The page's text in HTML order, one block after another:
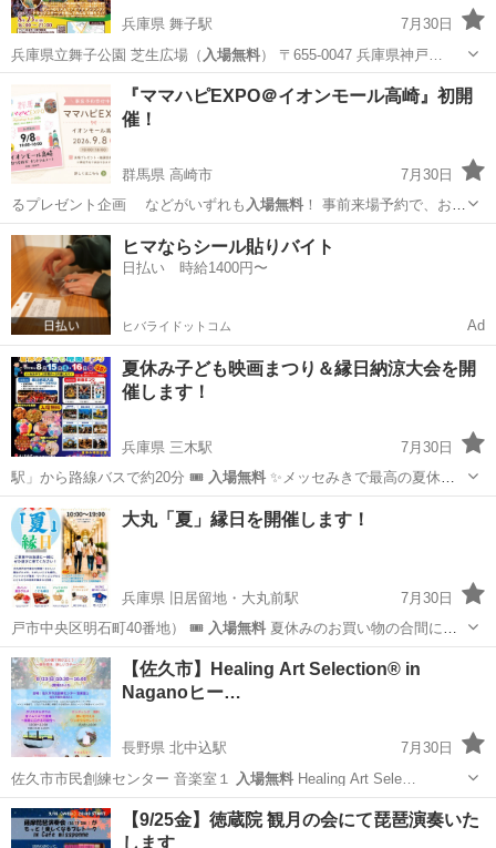
兵庫県 舞子駅
7月30日
兵庫県立舞子公園 芝生広場（ 入場無料） 〒655-0047 兵庫県神戸…
地域/お祭り
『ママハピEXPO＠イオンモール高崎』初開
催！
群馬県 高崎市
7月30日
るプレゼント企画 などがいずれも 入場無料！ 事前来場予約で、おみ
やげもいっ…
群馬 高崎市 ワークショップ ママハピ
ヒマならシール貼りバイト
日払い 時給1400円〜
ヒバライドットコム Ad
夏休み子ども映画まつり＆縁日納涼大会を開
催します！
兵庫県 三木駅
7月30日
駅」から路線バスで約20分 🎟️ 入場無料✨メッセみきで最高の夏休み
の思い…
兵庫 三木市 三木駅 地域/お祭り 縁日
大丸「夏」縁日を開催します！
兵庫県 旧居留地・大丸前駅
7月30日
戸市中央区明石町40番地） 🎟️ 入場無料夏休みのお買い物の合間に。
神戸…
兵庫 神戸市 旧居留地・大丸前駅 地域/お祭り
【佐久市】Healing Art Selection® in
Naganoヒー…
長野県 北中込駅
7月30日
佐久市市民創練センター 音楽室１ 入場無料 Healing Art Sele…
長野 佐久市 北中込駅 ワークショップ ヒーリング
【9/25金】徳蔵院 観月の会にて琵琶演奏いた
します